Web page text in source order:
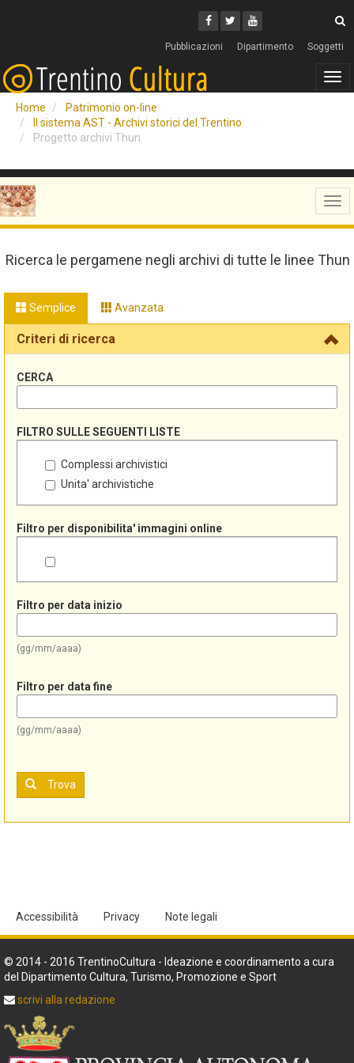
Facebook
Twitter
Youtube
Pubblicazioni Dipartimento Soggetti
Home
Patrimonio on-line
Il sistema AST - Archivi storici del Trentino
Progetto archivi Thun
Ricerca le pergamene negli archivi di tutte le linee Thun
Semplice Avanzata
Criteri di ricerca
CERCA
FILTRO SULLE SEGUENTI LISTE
Complessi archivistici
Unita' archivistiche
Filtro per disponibilita' immagini online
Filtro per data inizio
(gg/mm/aaaa)
Filtro per data fine
(gg/mm/aaaa)
Trova
Accessibilità Privacy Note legali
© 2014 - 2016 TrentinoCultura - Ideazione e coordinamento a cura
del Dipartimento Cultura, Turismo, Promozione e Sport
scrivi alla redazione